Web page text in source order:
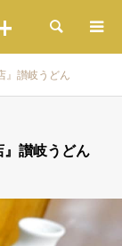
検索
』讃岐うどん
』讃岐うどん